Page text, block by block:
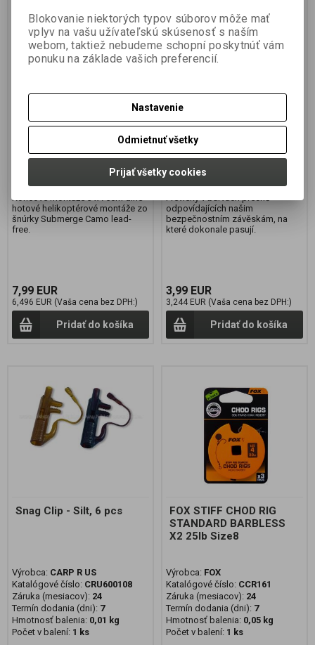
FOX Hotové monáže
Change
Výrobca:FOX
Katalógové číslo:
Termín dodania (dni):7
0,05 kg
Koncové montáže 3 x 75cm dlhé
hotové helikoptérové montáže zo
šnúrky Submerge Camo lead-
free.
7,99 EUR
6,496 EUR (Vaša cena bez DPH:)
Pridať do košíka
Tail Rubbers - Silt, 10 pcs
Výrobca:CARP R US
CRU600208
Záruka (mesiacov):
Termín dodania (dni):7
Hmotnosť balenia:
Počet v balení:
Převleky v barvách přesně
odpovídajících našim
bezpečnostním závěskám, na
které dokonale pasují.
3,99 EUR
3,244 EUR (Vaša cena bez DPH:)
Pridať do košíka
Snag Clip - Silt, 6 pcs
Výrobca: CARP R US
Katalógové číslo: CRU600108
Záruka (mesiacov): 24
Termín dodania (dni): 7
Hmotnosť balenia: 0,01 kg
Počet v balení: 1 ks
FOX STIFF CHOD RIG
STANDARD BARBLESS
X2 25lb Size8
Výrobca: FOX
Katalógové číslo: CCR161
Záruka (mesiacov): 24
Termín dodania (dni): 7
Hmotnosť balenia: 0,05 kg
Počet v balení: 1 ks
Blokovanie niektorých typov súborov môže mať
vplyv na vašu užívateľskú skúsenosť s naším
webom, taktiež nebudeme schopní poskytnúť vám
ponuku na základe vašich preferencií.
Nastavenie
Odmietnuť všetky
Prijať všetky cookies